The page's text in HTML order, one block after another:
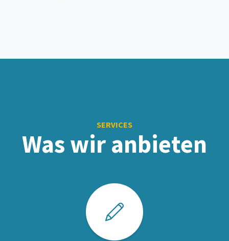
SERVICES
Was wir anbieten